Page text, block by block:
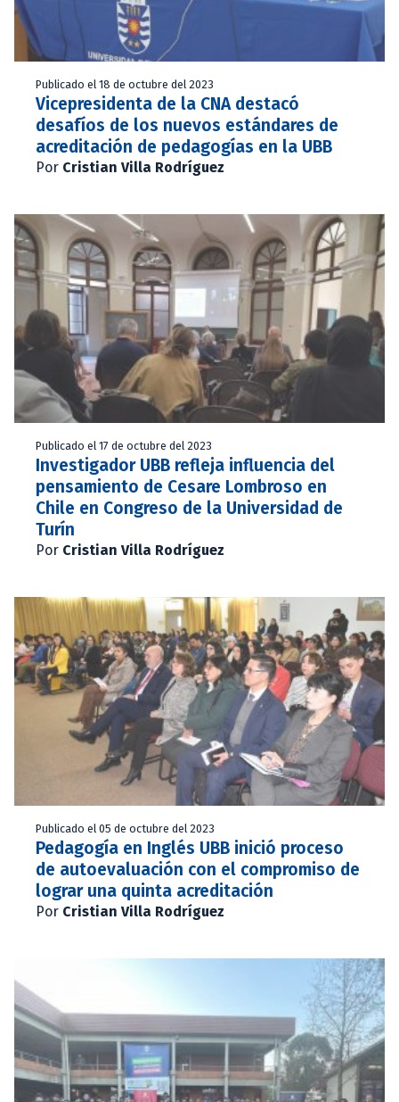
Publicado el 18 de octubre del 2023
Vicepresidenta de la CNA destacó
desafíos de los nuevos estándares de
acreditación de pedagogías en la UBB
Por Cristian Villa Rodríguez
Publicado el 17 de octubre del 2023
Investigador UBB refleja influencia del
pensamiento de Cesare Lombroso en
Chile en Congreso de la Universidad de
Turín
Por Cristian Villa Rodríguez
Publicado el 05 de octubre del 2023
Pedagogía en Inglés UBB inició proceso
de autoevaluación con el compromiso de
lograr una quinta acreditación
Por Cristian Villa Rodríguez